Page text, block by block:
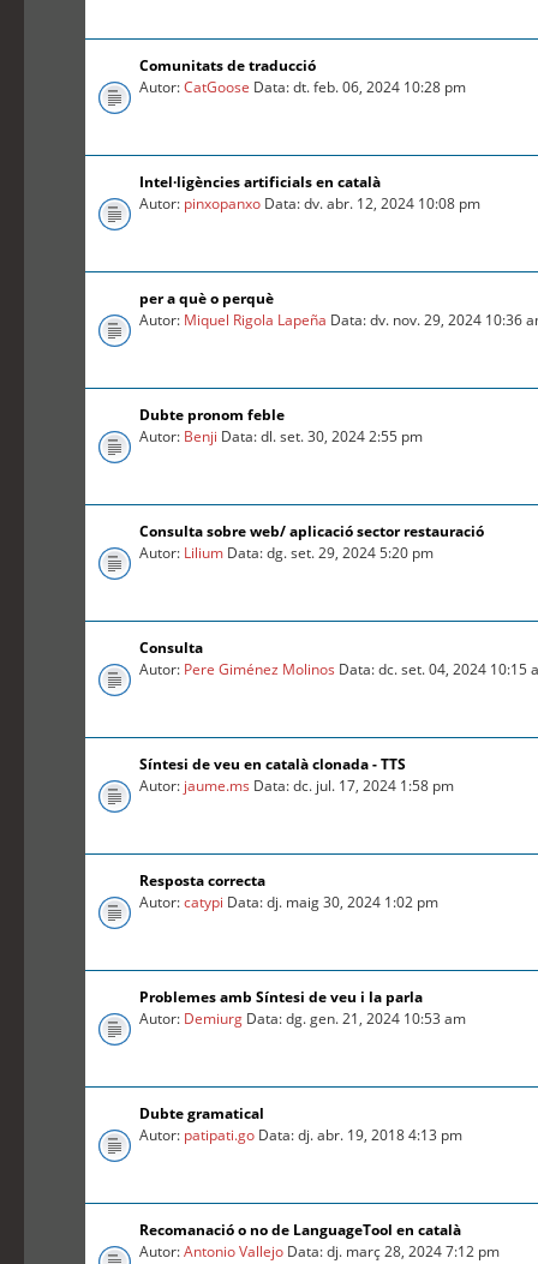
Comunitats de traducció
Autor:CatGoose Data: dt. feb. 06, 2024 10:28 pm
Intel·ligències artificials en català
Autor: pinxopanxo Data: dv. abr. 12, 2024 10:08 pm
per a què o perquè
Autor: Miquel Rigola Lapeña Data: dv. nov. 29, 2024 10:36
Dubte pronom feble
Autor: Benji Data: dl. set. 30, 2024 2:55 pm
Consulta sobre web/ aplicació sector restauració
Autor: Lilium Data: dg. set. 29, 2024 5:20 pm
Consulta
Autor: Pere Giménez Molinos Data: dc. set. 04, 2024 10:15
Síntesi de veu en català clonada - TTS
Autor: jaume.ms Data: dc. jul. 17, 2024 1:58 pm
Resposta correcta
Autor:catypi Data: dj. maig 30, 2024 1:02 pm
Problemes amb Síntesi de veu i la parla
Autor: Demiurg Data: dg. gen. 21, 2024 10:53 am
Dubte gramatical
Autor: patipati.go Data: dj. abr. 19, 2018 4:13 pm
Recomanació o no de LanguageTool en català
Autor:Antonio Vallejo Data: dj. març 28, 2024 7:12 pm